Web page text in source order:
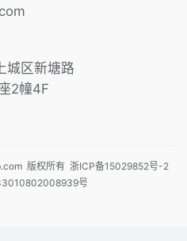
城区新塘路
2幢4F
版权所有 浙ICP备15029852号-2
号